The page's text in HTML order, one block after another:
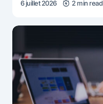
6 juillet 2026 2 min read